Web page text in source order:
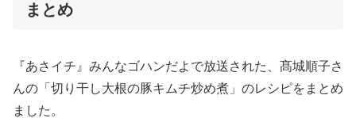
まとめ
『あさイチ』みんなゴハンだよで放送された、髙城順子さ
んの「切り干し大根の豚キムチ炒め煮」のレシピをまとめ
ました。